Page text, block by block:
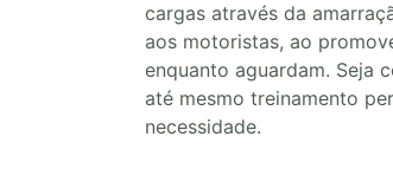
cargas através da
aos motoristas, ao
enquanto aguardam. Seja
até mesmo treinamento
necessidade.